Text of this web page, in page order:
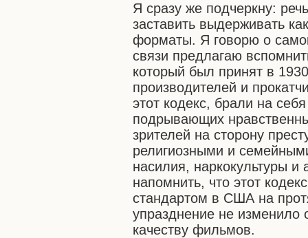
Я сразу же подчеркну:
заставить выдерживать
форматы. Я говорю о
связи предлагаю
который был принят в
производителей и
этот кодекс, брали на
подрывающих
зрителей на сторону
религиозными и
насилия, наркокультуры и
напомнить, что этот
стандартом в США на
упразднение не изменило
качеству фильмов.